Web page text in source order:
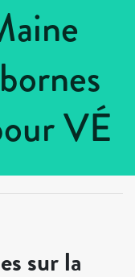
VÉ
sur la